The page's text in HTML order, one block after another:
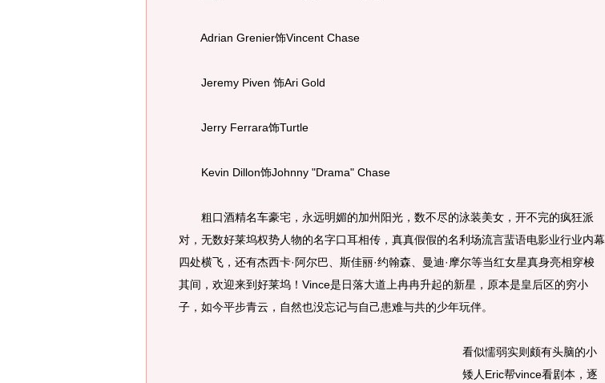
Adrian Grenier饰Vincent Chase
Jeremy Piven 饰Ari Gold
Jerry Ferrara饰Turtle
Kevin Dillon饰Johnny "Drama" Chase
粗口酒精名车豪宅，永远明媚的加州阳光，数不尽的泳装美女，开不完的疯狂派
对，无数好莱坞权势人物的名字口耳相传，真真假假的名利场流言蜚语电影业行业内幕
四处横飞，还有杰西卡·阿尔巴、斯佳丽·约翰森、曼迪·摩尔等当红女星真身亮相穿梭
其间，欢迎来到好莱坞！Vince是日落大道上冉冉升起的新星，原本是皇后区的穷小
子，如今平步青云，自然也没忘记与自己患难与共的少年玩伴。
看似懦弱实则颇有头脑的小
矮人Eric帮vince看剧本，逐